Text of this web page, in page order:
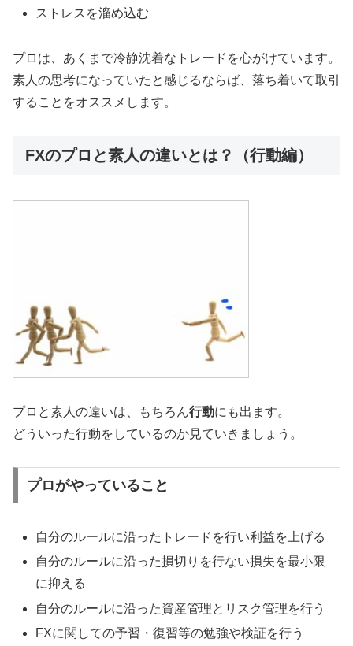
ストレスを溜め込む
プロは、あくまで冷静沈着なトレードを心がけています。
素人の思考になっていたと感じるならば、落ち着いて取引
することをオススメします。
FXのプロと素人の違いとは？（行動編）
プロと素人の違いは、もちろん行動にも出ます。
どういった行動をしているのか見ていきましょう。
プロがやっていること
自分のルールに沿ったトレードを行い利益を上げる
自分のルールに沿った損切りを行ない損失を最小限
に抑える
自分のルールに沿った資産管理とリスク管理を行う
FXに関しての予習・復習等の勉強や検証を行う